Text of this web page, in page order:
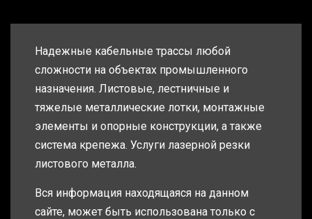
Надежные кабельные трассы любой
сложности на объектах промышленного
назначения. Листовые, лестничные и
тяжелые металлические лотки, монтажные
элементы и опорные конструкции, а также
система крепежа. Услуги лазерной резки
листового металла.
Вся информация находящаяся на данном
сайте, может быть использована только с